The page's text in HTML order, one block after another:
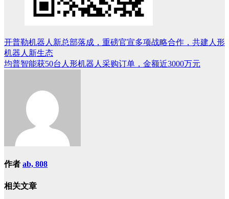
文
章
开普勒机器人新总部落成，重磅官宣多项战略合作，共建人形
机器人新生态
均普智能获50台人形机器人采购订单，金额近3000万元
作者 ab, 808
相关文章